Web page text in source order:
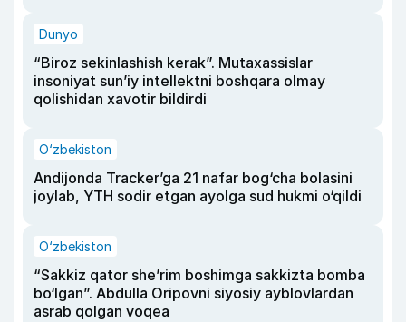
Dunyo
“Biroz sekinlashish kerak”. Mutaxassislar
insoniyat sun’iy intellektni boshqara olmay
qolishidan xavotir bildirdi
O‘zbekiston
Andijonda Tracker’ga 21 nafar bog‘cha bolasini
joylab, YTH sodir etgan ayolga sud hukmi o‘qildi
O‘zbekiston
“Sakkiz qator she’rim boshimga sakkizta bomba
bo‘lgan”. Abdulla Oripovni siyosiy ayblovlardan
asrab qolgan voqea